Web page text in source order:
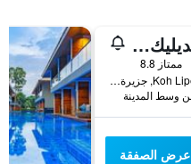
منتجع آيديليك كونسيبت
ممتاز 8.8
279 Koh Lipe Island, جزيرة كو ليبي, تايلاند
عرض الصفقة